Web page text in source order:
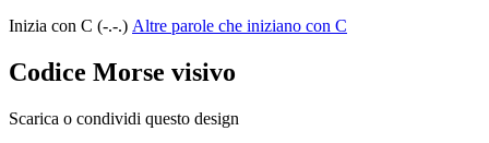
Inizia con C (-.-.) Altre parole che iniziano con C
Codice Morse visivo
Scarica o condividi questo design